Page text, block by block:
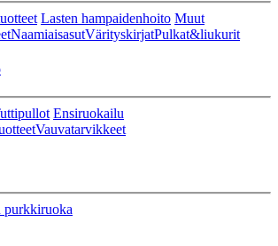
Lasten hampaidenhoito Muut
NaamiaisasutVärityskirjatPulkat&liukurit
Ensiruokailu
Vauvatarvikkeet
purkkiruoka